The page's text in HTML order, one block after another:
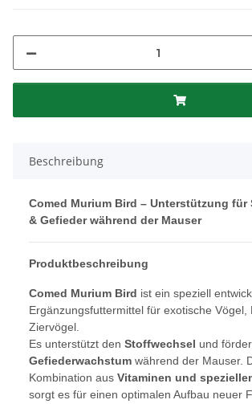
Beschreibung
Comed Murium Bird – Unterstützung für
& Gefieder während der Mauser
Produktbeschreibung
Comed Murium Bird ist ein speziell
Ergänzungsfuttermittel für exotische Vögel,
Ziervögel.
Es unterstützt den Stoffwechsel und
Gefiederwachstum während der Mauser.
Kombination aus Vitaminen und
sorgt es für einen optimalen Aufbau neuer